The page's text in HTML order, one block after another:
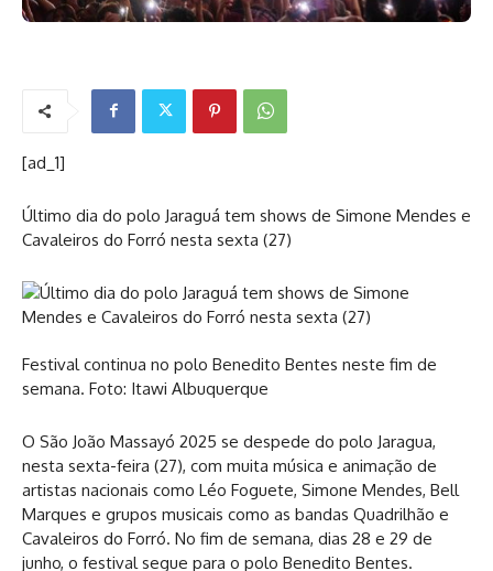
[ad_1]
Último dia do polo Jaraguá tem shows de Simone Mendes e
Cavaleiros do Forró nesta sexta (27)
Festival continua no polo Benedito Bentes neste fim de
semana. Foto: Itawi Albuquerque
O São João Massayó 2025 se despede do polo Jaragua,
nesta sexta-feira (27), com muita música e animação de
artistas nacionais como Léo Foguete, Simone Mendes, Bell
Marques e grupos musicais como as bandas Quadrilhão e
Cavaleiros do Forró. No fim de semana, dias 28 e 29 de
junho, o festival segue para o polo Benedito Bentes.